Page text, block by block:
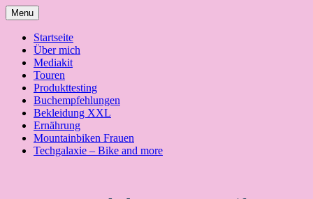
Skip
to
content
Menu
Startseite
Über mich
Mediakit
Touren
Produkttesting
Buchempfehlungen
Bekleidung XXL
Ernährung
Mountainbiken Frauen
Techgalaxie – Bike and more